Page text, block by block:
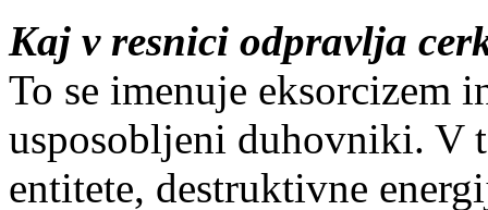
Kaj v resnici odpravlja
To se imenuje eksorcizem
usposobljeni duhovniki. V
entitete, destruktivne